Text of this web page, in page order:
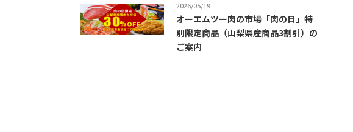
2026/05/19
オーエムツー肉の市場「肉の日」特
別限定商品（山梨県産商品3割引）の
ご案内